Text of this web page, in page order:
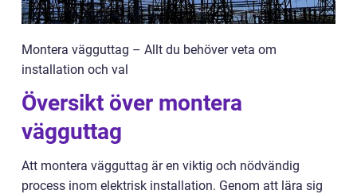
Montera vägguttag – Allt du behöver veta om
installation och val
Översikt över montera
vägguttag
Att montera vägguttag är en viktig och nödvändig
process inom elektrisk installation. Genom att lära sig